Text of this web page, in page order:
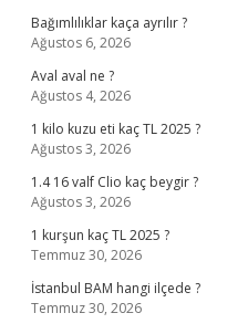
Bağımlılıklar kaça ayrılır ?
Ağustos 6, 2026
Aval aval ne ?
Ağustos 4, 2026
1 kilo kuzu eti kaç TL 2025 ?
Ağustos 3, 2026
1.4 16 valf Clio kaç beygir ?
Ağustos 3, 2026
1 kurşun kaç TL 2025 ?
Temmuz 30, 2026
İstanbul BAM hangi ilçede ?
Temmuz 30, 2026